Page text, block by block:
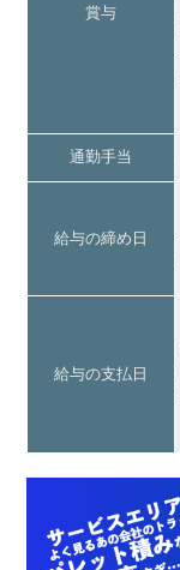
賞与
通勤手当
給与の締め日
給与の支払日